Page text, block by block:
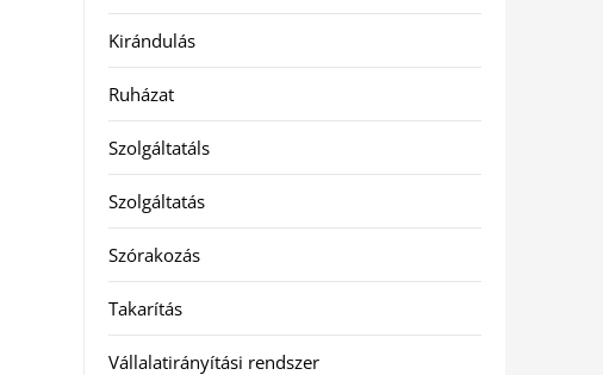
Kirándulás
Ruházat
Szolgáltatáls
Szolgáltatás
Szórakozás
Takarítás
Vállalatirányítási rendszer